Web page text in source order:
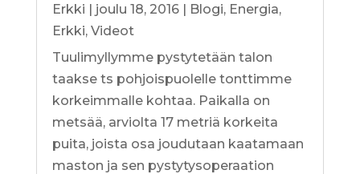
Erkki | joulu 18, 2016| Blogi, Energia,
Erkki, Videot
Tuulimyllymme pystytetään talon
taakse ts pohjoispuolelle tonttimme
korkeimmalle kohtaa. Paikalla on
metsää, arviolta 17 metriä korkeita
puita, joista osa joudutaan kaatamaan
maston ja sen pystytysoperaation